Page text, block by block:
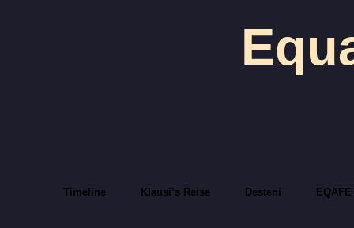
Timeline Klausi’s Reise Desteni EQAFE